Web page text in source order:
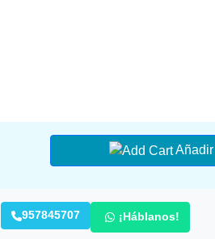
Añadir
957845707 ¡Háblanos!